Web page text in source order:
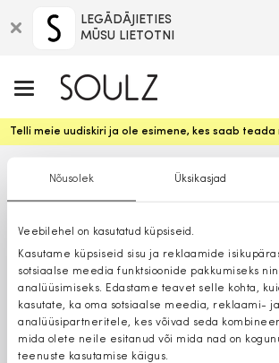
Nõusolek Üksikasjad
Veebilehel on kasutatud küpsiseid.
Kasutame küpsiseid sisu ja reklaamide
sotsiaalse meedia funktsioonide pakkumiseks
analüüsimiseks. Edastame teavet selle kohta,
kasutate, ka oma sotsiaalse meedia, reklaami- ja
analüüsipartneritele, kes võivad seda
mida olete neile esitanud või mida nad on
teenuste kasutamise käigus.
LEGĀDĀJIETIES
MŪSU LIETOTNI
Telli meie uudiskiri ja ole esimene, kes saab teada